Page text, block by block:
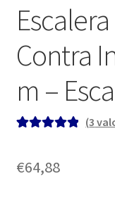
Contra
m –
base a
(3
€64,88